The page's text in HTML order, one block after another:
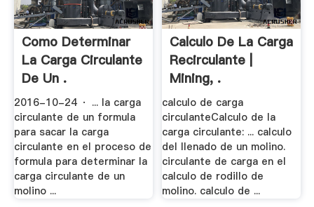
Como Determinar
La Carga Circulante
De Un .
2016-10-24 · ... la carga
circulante de un formula
para sacar la carga
circulante en el proceso de
formula para determinar la
carga circulante de un
molino ...
Calculo De La Carga
Recirculante |
Mining, .
calculo de carga
circulanteCalculo de la
carga circulante: ... calculo
del llenado de un molino.
circulante de carga en el
calculo de rodillo de
molino. calculo de ...